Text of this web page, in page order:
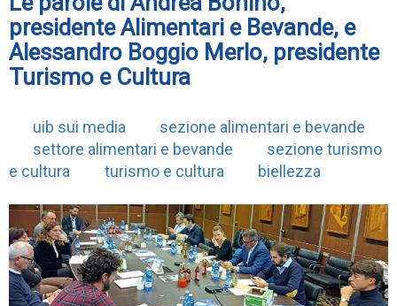
presidente Alimentari e Bevande, e
Alessandro Boggio Merlo, presidente
Turismo e Cultura
uib sui media
sezione alimentari e bevande
settore alimentari e bevande
sezione turismo
e cultura
turismo e cultura biellezza